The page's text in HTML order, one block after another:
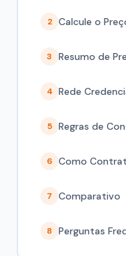
2 Calcule o
3 Resumo de
4 Rede
5 Regras de
6 Como
7 Comparativo
8 Perguntas